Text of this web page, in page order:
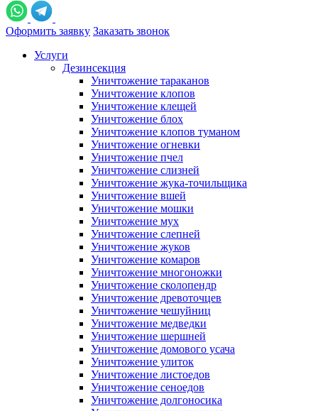
Оформить заявку Заказать звонок
Услуги
Дезинсекция
Уничтожение тараканов
Уничтожение клопов
Уничтожение клещей
Уничтожение блох
Уничтожение клопов туманом
Уничтожение огневки
Уничтожение пчел
Уничтожение слизней
Уничтожение жука-точильщика
Уничтожение вшей
Уничтожение мошки
Уничтожение мух
Уничтожение слепней
Уничтожение жуков
Уничтожение комаров
Уничтожение многоножки
Уничтожение сколопендр
Уничтожение древоточцев
Уничтожение чешуйниц
Уничтожение медведки
Уничтожение шершней
Уничтожение домового усача
Уничтожение улиток
Уничтожение листоедов
Уничтожение сеноедов
Уничтожение долгоносика